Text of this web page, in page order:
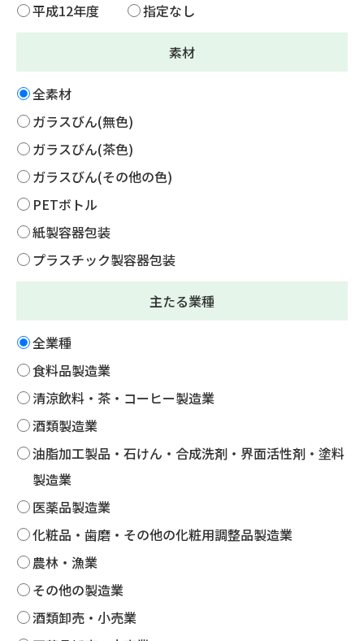
平成12年度
指定なし
素材
全素材
ガラスびん(無色)
ガラスびん(茶色)
ガラスびん(その他の色)
PETボトル
紙製容器包装
プラスチック製容器包装
主たる業種
全業種
食料品製造業
清涼飲料・茶・コーヒー製造業
酒類製造業
油脂加工製品・石けん・合成洗剤・界面活性剤・塗料
製造業
医薬品製造業
化粧品・歯磨・その他の化粧用調整品製造業
農林・漁業
その他の製造業
酒類卸売・小売業